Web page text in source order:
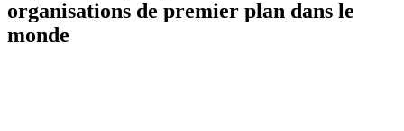
organisations de premier plan dans le
monde